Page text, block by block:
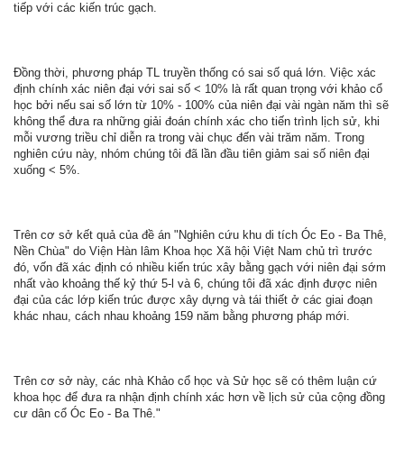
tiếp với các kiến trúc gạch.
Đồng thời, phương pháp TL truyền thống có sai số quá lớn. Việc xác
định chính xác niên đại với sai số < 10% là rất quan trọng với khảo cổ
học bởi nếu sai số lớn từ 10% - 100% của niên đại vài ngàn năm thì sẽ
không thể đưa ra những giải đoán chính xác cho tiến trình lịch sử, khi
mỗi vương triều chỉ diễn ra trong vài chục đến vài trăm năm. Trong
nghiên cứu này, nhóm chúng tôi đã lần đầu tiên giảm sai số niên đại
xuống < 5%.
Trên cơ sở kết quả của đề án "Nghiên cứu khu di tích Óc Eo - Ba Thê,
Nền Chùa" do Viện Hàn lâm Khoa học Xã hội Việt Nam chủ trì trước
đó, vốn đã xác định có nhiều kiến trúc xây bằng gạch với niên đại sớm
nhất vào khoảng thế kỷ thứ 5-l và 6, chúng tôi đã xác định được niên
đại của các lớp kiến trúc được xây dựng và tái thiết ở các giai đoạn
khác nhau, cách nhau khoảng 159 năm bằng phương pháp mới.
Trên cơ sở này, các nhà Khảo cổ học và Sử học sẽ có thêm luận cứ
khoa học để đưa ra nhận định chính xác hơn về lịch sử của cộng đồng
cư dân cổ Óc Eo - Ba Thê."